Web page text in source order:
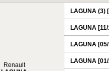
Renault
LAGUNA (3)
LAGUNA
LAGUNA
LAGUNA